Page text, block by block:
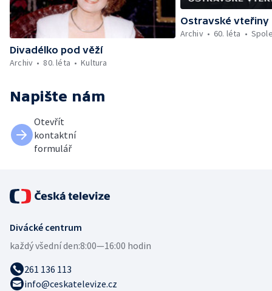
Divadélko pod věží
Archiv
80. léta Kultura
Ostravské vteřiny
Archiv
60. léta
Napište nám
Otevřít
kontaktní
formulář
Divácké centrum
každý všední den:8:00—16:00 hodin
261 136 113
info@ceskatelevize.cz